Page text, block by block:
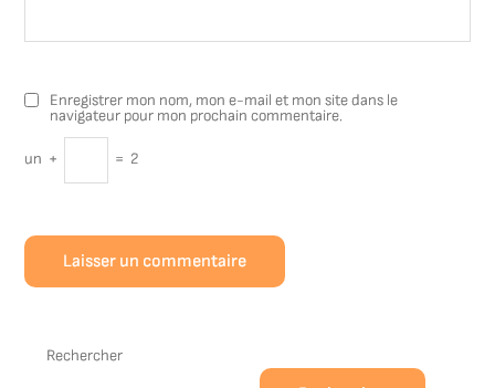
Enregistrer mon nom, mon e-mail et mon site dans le
navigateur pour mon prochain commentaire.
un + = 2
Rechercher